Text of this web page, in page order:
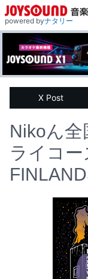
powered byナタリー
X Post
Nikoん
ライコー